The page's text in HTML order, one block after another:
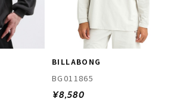
BILLABONG
BG011865
¥8,580